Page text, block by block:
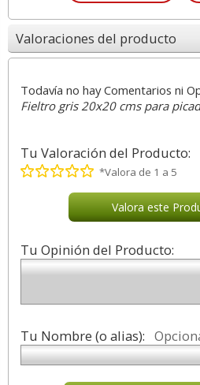
Valoraciones del producto
Todavía no hay Comentarios ni
Fieltro gris 20x20 cms para
Tu Valoración del Producto:
*Valora de 1 a 5
Valora este
Tu Opinión del Producto:
Tu Nombre (o alias):